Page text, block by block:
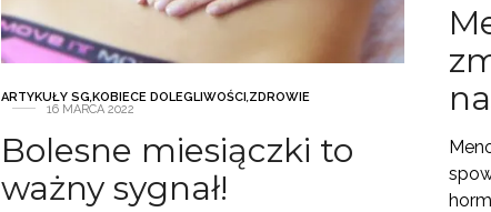
ARTYKUŁY SG,KOBIECE DOLEGLIWOŚCI,ZDROWIE
16 MARCA 2022
Bolesne miesiączki to
ważny sygnał!